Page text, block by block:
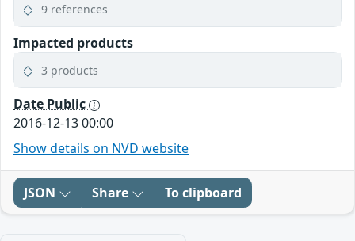
9 references
Impacted products
3 products
Date Public
2016-12-13 00:00
Show details on NVD website
JSON Share To clipboard